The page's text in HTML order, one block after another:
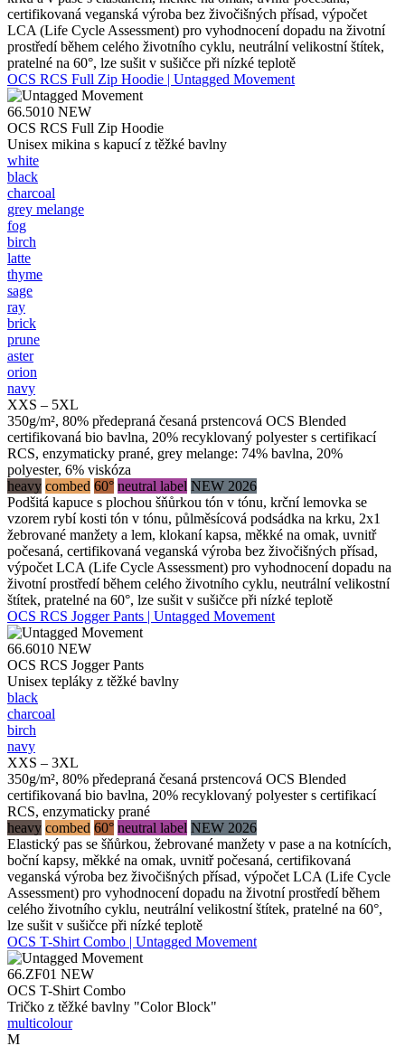
certifikovaná veganská výroba bez živočišných přísad, výpočet
LCA (Life Cycle Assessment) pro vyhodnocení dopadu na životní
prostředí během celého životního cyklu, neutrální velikostní štítek,
pratelné na 60°, lze sušit v sušičce při nízké teplotě
OCS RCS Full Zip Hoodie | Untagged Movement
66.5010 NEW
OCS RCS Full Zip Hoodie
Unisex mikina s kapucí z těžké bavlny
white
black
charcoal
grey melange
fog
birch
latte
thyme
sage
ray
brick
prune
aster
orion
navy
XXS – 5XL
350g/m², 80% předepraná česaná prstencová OCS Blended
certifikovaná bio bavlna, 20% recyklovaný polyester s certifikací
RCS, enzymaticky prané, grey melange: 74% bavlna, 20%
polyester, 6% viskóza
heavy combed 60° neutral label NEW 2026
Podšitá kapuce s plochou šňůrkou tón v tónu, krční lemovka se
vzorem rybí kosti tón v tónu, půlměsícová podsádka na krku, 2x1
žebrované manžety a lem, klokaní kapsa, měkké na omak, uvnitř
počesaná, certifikovaná veganská výroba bez živočišných přísad,
výpočet LCA (Life Cycle Assessment) pro vyhodnocení dopadu na
životní prostředí během celého životního cyklu, neutrální velikostní
štítek, pratelné na 60°, lze sušit v sušičce při nízké teplotě
OCS RCS Jogger Pants | Untagged Movement
66.6010 NEW
OCS RCS Jogger Pants
Unisex tepláky z těžké bavlny
black
charcoal
birch
navy
XXS – 3XL
350g/m², 80% předepraná česaná prstencová OCS Blended
certifikovaná bio bavlna, 20% recyklovaný polyester s certifikací
RCS, enzymaticky prané
heavy combed 60° neutral label NEW 2026
Elastický pas se šňůrkou, žebrované manžety v pase a na kotnících,
boční kapsy, měkké na omak, uvnitř počesaná, certifikovaná
veganská výroba bez živočišných přísad, výpočet LCA (Life Cycle
Assessment) pro vyhodnocení dopadu na životní prostředí během
celého životního cyklu, neutrální velikostní štítek, pratelné na 60°,
lze sušit v sušičce při nízké teplotě
OCS T-Shirt Combo | Untagged Movement
66.ZF01 NEW
OCS T-Shirt Combo
Tričko z těžké bavlny "Color Block"
multicolour
M